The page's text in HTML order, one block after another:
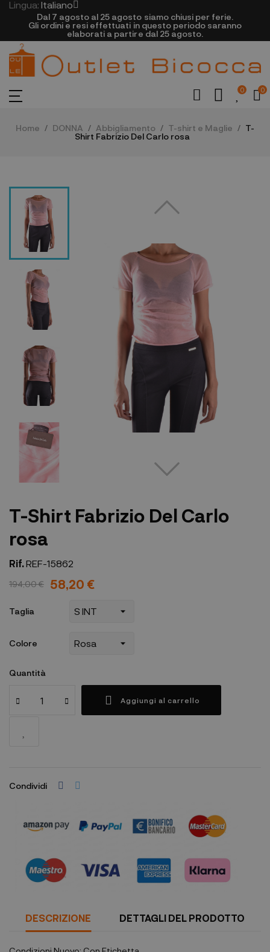
Lingua: Italiano
Dal 7 agosto al 25 agosto siamo chiusi per ferie.
Gli ordini e resi effettuati in questo periodo saranno
elaborati a partire dal 25 agosto.
0 0
Home DONNA Abbigliamento T-shirt e Maglie
T-
Shirt Fabrizio Del Carlo rosa
T-Shirt Fabrizio Del Carlo
rosa
Rif.REF-15862
194,00 € 58,20 €
Taglia
Colore
Quantità
Aggiungi al carrello
Condividi
DESCRIZIONE DETTAGLI DEL PRODOTTO